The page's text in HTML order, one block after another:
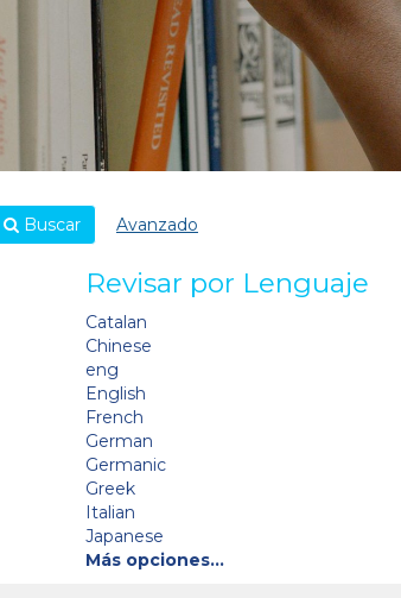
Buscar Avanzado
Revisar por Lenguaje
Catalan
Chinese
eng
English
French
German
Germanic
Greek
Italian
Japanese
Más opciones…